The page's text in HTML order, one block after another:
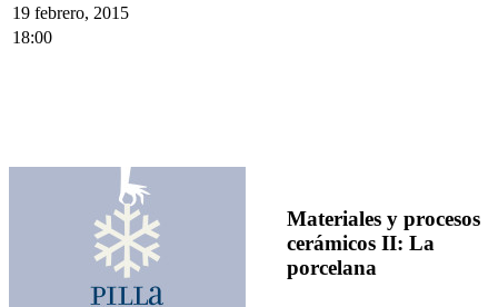
19 febrero, 2015
18:00
Materiales y procesos
cerámicos II: La
porcelana